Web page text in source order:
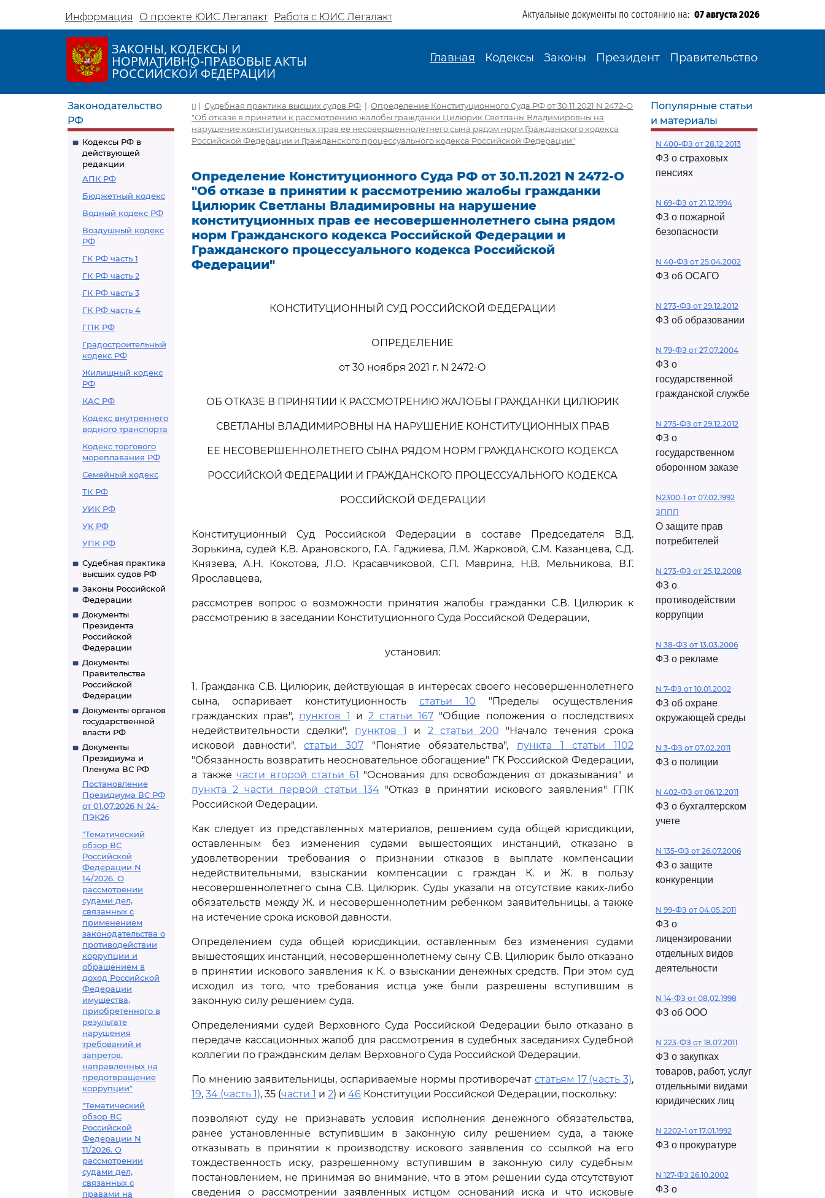
Информация О проекте ЮИС Легалакт Работа с ЮИС Легалакт Актуальные документы по состоянию на: 07 августа 2026
ЗАКОНЫ, КОДЕКСЫ И
НОРМАТИВНО-ПРАВОВЫЕ АКТЫ
РОССИЙСКОЙ ФЕДЕРАЦИИ
Главная Кодексы Законы Президент Правительство
Законодательство
РФ
Кодексы РФ в
действующей
редакции
АПК РФ
Бюджетный кодекс
Водный кодекс РФ
Воздушный кодекс
РФ
ГК РФ часть 1
ГК РФ часть 2
ГК РФ часть 3
ГК РФ часть 4
ГПК РФ
Градостроительный
кодекс РФ
Жилищный кодекс
РФ
КАС РФ
Кодекс внутреннего
водного транспорта
Кодекс торгового
мореплавания РФ
Семейный кодекс
ТК РФ
УИК РФ
УК РФ
УПК РФ
Судебная практика
высших судов РФ
Законы Российской
Федерации
Документы
Президента
Российской
Федерации
Документы
Правительства
Российской
Федерации
Документы органов
государственной
власти РФ
Документы
Президиума и
Пленума ВС РФ
Постановление
Президиума ВС РФ
от 01.07.2026 N 24-
ПЭК26
"Тематический
обзор ВС
Российской
Федерации N
14/2026. О
рассмотрении
судами дел,
связанных с
применением
законодательства о
противодействии
коррупции и
обращением в
доход Российской
Федерации
имущества,
приобретенного в
результате
нарушения
требований и
запретов,
направленных на
предотвращение
коррупции"
"Тематический
обзор ВС
Российской
Федерации N
11/2026. О
рассмотрении
судами дел,
связанных с
правами на
| Судебная практика высших судов РФ | Определение Конституционного Суда РФ от 30.11.2021 N 2472-О
"Об отказе в принятии к рассмотрению жалобы гражданки Цилюрик Светланы Владимировны на
нарушение конституционных прав ее несовершеннолетнего сына рядом норм Гражданского кодекса
Российской Федерации и Гражданского процессуального кодекса Российской Федерации"
Определение Конституционного Суда РФ от 30.11.2021 N 2472-О
"Об отказе в принятии к рассмотрению жалобы гражданки
Цилюрик Светланы Владимировны на нарушение
конституционных прав ее несовершеннолетнего сына рядом
норм Гражданского кодекса Российской Федерации и
Гражданского процессуального кодекса Российской
Федерации"
КОНСТИТУЦИОННЫЙ СУД РОССИЙСКОЙ ФЕДЕРАЦИИ
ОПРЕДЕЛЕНИЕ
от 30 ноября 2021 г. N 2472-О
ОБ ОТКАЗЕ В ПРИНЯТИИ К РАССМОТРЕНИЮ ЖАЛОБЫ ГРАЖДАНКИ ЦИЛЮРИК
СВЕТЛАНЫ ВЛАДИМИРОВНЫ НА НАРУШЕНИЕ КОНСТИТУЦИОННЫХ ПРАВ
ЕЕ НЕСОВЕРШЕННОЛЕТНЕГО СЫНА РЯДОМ НОРМ ГРАЖДАНСКОГО КОДЕКСА
РОССИЙСКОЙ ФЕДЕРАЦИИ И ГРАЖДАНСКОГО ПРОЦЕССУАЛЬНОГО КОДЕКСА
РОССИЙСКОЙ ФЕДЕРАЦИИ
Конституционный Суд Российской Федерации в составе Председателя В.Д.
Зорькина, судей К.В. Арановского, Г.А. Гаджиева, Л.М. Жарковой, С.М. Казанцева, С.Д.
Князева, А.Н. Кокотова, Л.О. Красавчиковой, С.П. Маврина, Н.В. Мельникова, В.Г.
Ярославцева,
рассмотрев вопрос о возможности принятия жалобы гражданки С.В. Цилюрик к
рассмотрению в заседании Конституционного Суда Российской Федерации,
установил:
1. Гражданка С.В. Цилюрик, действующая в интересах своего несовершеннолетнего
сына, оспаривает конституционность статьи 10 "Пределы осуществления
гражданских прав", пунктов 1 и 2 статьи 167 "Общие положения о последствиях
недействительности сделки", пунктов 1 и 2 статьи 200 "Начало течения срока
исковой давности",статьи 307 "Понятие обязательства", пункта 1 статьи 1102
"Обязанность возвратить неосновательное обогащение" ГК Российской Федерации,
а такжечасти второй статьи 61 "Основания для освобождения от доказывания" и
пункта 2 части первой статьи 134"Отказ в принятии искового заявления" ГПК
Российской Федерации.
Как следует из представленных материалов, решением суда общей юрисдикции,
оставленным без изменения судами вышестоящих инстанций, отказано в
удовлетворении требования о признании отказов в выплате компенсации
недействительными, взыскании компенсации с граждан К. и Ж. в пользу
несовершеннолетнего сына С.В. Цилюрик. Суды указали на отсутствие каких-либо
обязательств между Ж. и несовершеннолетним ребенком заявительницы, а также
на истечение срока исковой давности.
Определением суда общей юрисдикции, оставленным без изменения судами
вышестоящих инстанций, несовершеннолетнему сыну С.В. Цилюрик было отказано
в принятии искового заявления к К. о взыскании денежных средств. При этом суд
исходил из того, что требования истца уже были разрешены вступившим в
законную силу решением суда.
Определениями судей Верховного Суда Российской Федерации было отказано в
передаче кассационных жалоб для рассмотрения в судебных заседаниях Судебной
коллегии по гражданским делам Верховного Суда Российской Федерации.
По мнению заявительницы, оспариваемые нормы противоречат статьям 17 (часть 3),
19, 34 (часть 1), 35 (части 1 и 2) и 46 Конституции Российской Федерации, поскольку:
позволяют суду не признавать условия исполнения денежного обязательства,
ранее установленные вступившим в законную силу решением суда, а также
отказывать в принятии к производству искового заявления со ссылкой на его
тождественность иску, разрешенному вступившим в законную силу судебным
постановлением, не принимая во внимание, что в этом решении суда отсутствуют
сведения о рассмотрении заявленных истцом оснований иска и что исковые
Популярные статьи
и материалы
N 400-ФЗ от 28.12.2013
ФЗ о страховых
пенсиях
N 69-ФЗ от 21.12.1994
ФЗ о пожарной
безопасности
N 40-ФЗ от 25.04.2002
ФЗ об ОСАГО
N 273-ФЗ от 29.12.2012
ФЗ об образовании
N 79-ФЗ от 27.07.2004
ФЗ о
государственной
гражданской службе
N 275-ФЗ от 29.12.2012
ФЗ о
государственном
оборонном заказе
N2300-1 от 07.02.1992
ЗППП
О защите прав
потребителей
N 273-ФЗ от 25.12.2008
ФЗ о
противодействии
коррупции
N 38-ФЗ от 13.03.2006
ФЗ о рекламе
N 7-ФЗ от 10.01.2002
ФЗ об охране
окружающей среды
N 3-ФЗ от 07.02.2011
ФЗ о полиции
N 402-ФЗ от 06.12.2011
ФЗ о бухгалтерском
учете
N 135-ФЗ от 26.07.2006
ФЗ о защите
конкуренции
N 99-ФЗ от 04.05.2011
ФЗ о
лицензировании
отдельных видов
деятельности
N 14-ФЗ от 08.02.1998
ФЗ об ООО
N 223-ФЗ от 18.07.2011
ФЗ о закупках
товаров, работ, услуг
отдельными видами
юридических лиц
N 2202-1 от 17.01.1992
ФЗ о прокуратуре
N 127-ФЗ 26.10.2002
ФЗ о